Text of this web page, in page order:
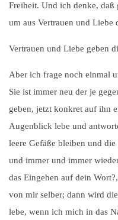
Freiheit. Und ich denke,
um aus Vertrauen und Liebe
Vertrauen und Liebe geben
Aber ich frage noch einmal
Sie ist immer neu der je
geben, jetzt konkret auf ihn
Augenblick lebe und
leere Gefäße bleiben und
und immer und immer
das Eingehen auf dein
von mir selber; dann wird
lebe, wenn ich mich in das